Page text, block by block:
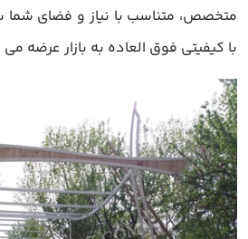
متخصص، متناسب با نیاز و فضای شما
با کیفیتی فوق العاده به بازار عرضه می